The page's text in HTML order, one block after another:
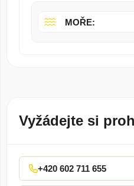
MOŘE:
Vyžádejte si
+420 602 711 655